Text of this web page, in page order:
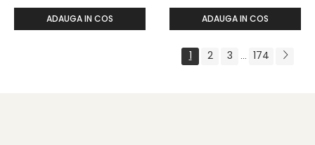
ADAUGA IN COS ADAUGA IN COS
1 2 3 ... 174